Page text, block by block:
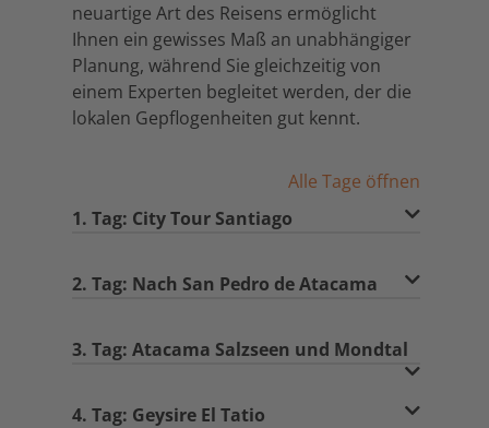
neuartige Art des Reisens ermöglicht
Ihnen ein gewisses Maß an unabhängiger
Planung, während Sie gleichzeitig von
einem Experten begleitet werden, der die
lokalen Gepflogenheiten gut kennt.
Alle Tage öffnen
1. Tag: City Tour Santiago
2. Tag: Nach San Pedro de Atacama
3. Tag: Atacama Salzseen und Mondtal
4. Tag: Geysire El Tatio